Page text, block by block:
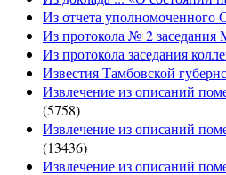
Из отчета
Из протокола № 2 заседания
Из протокола заседания
Известия Тамбовской
Извлечение из описаний
(5758)
Извлечение из описаний
(13436)
Извлечение из описаний